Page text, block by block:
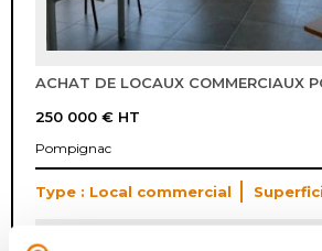
ACHAT DE LOCAUX COMMERCIAUX
250 000 € HT
Pompignac
Type : Local commercial